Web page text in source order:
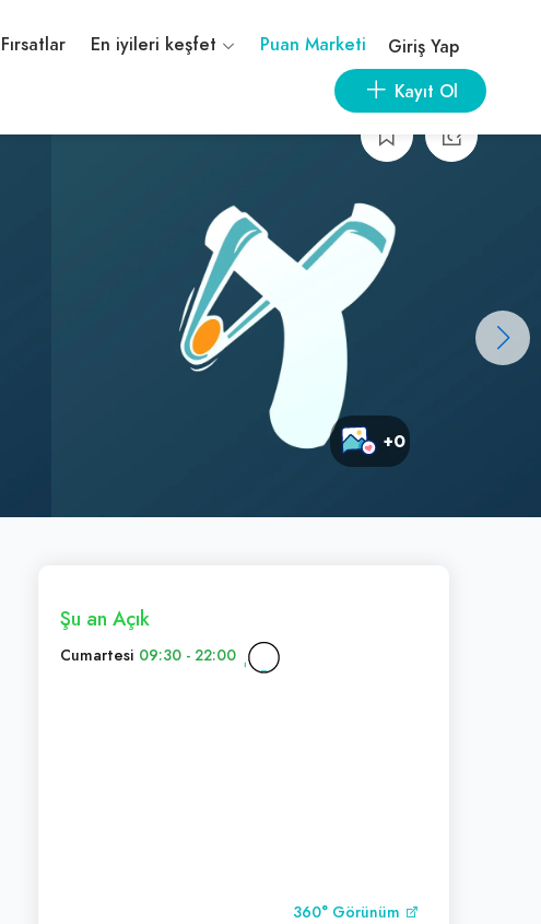
Fırsatlar En iyileri keşfet Puan Marketi
Giriş Yap
Kayıt Ol
+0
Şu an Açık
Cumartesi 09:30 - 22:00
360° Görünüm